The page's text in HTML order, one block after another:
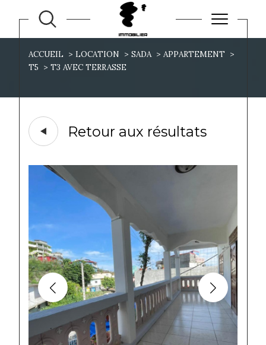
ACCUEIL LOCATION SADA
APPARTEMENT
T5
T3 AVEC TERRASSE
Retour aux résultats